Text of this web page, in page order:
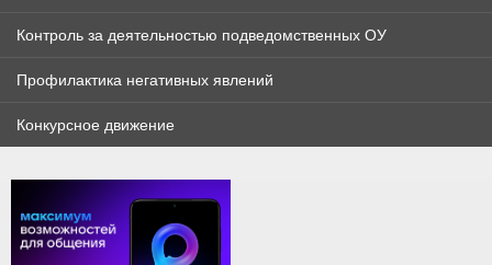
Контроль за деятельностью подведомственных ОУ
Профилактика негативных явлений
Конкурсное движение